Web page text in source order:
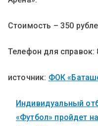
Стоимость – 350
Телефон для справок:
источник: ФОК
Индивидуальный
«Футбол» пройдет